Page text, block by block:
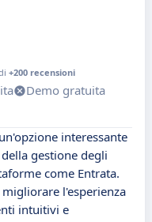
+200 recensioni
Demo gratuita
interessante
gestione degli
come Entrata.
l'esperienza
intuitivi e